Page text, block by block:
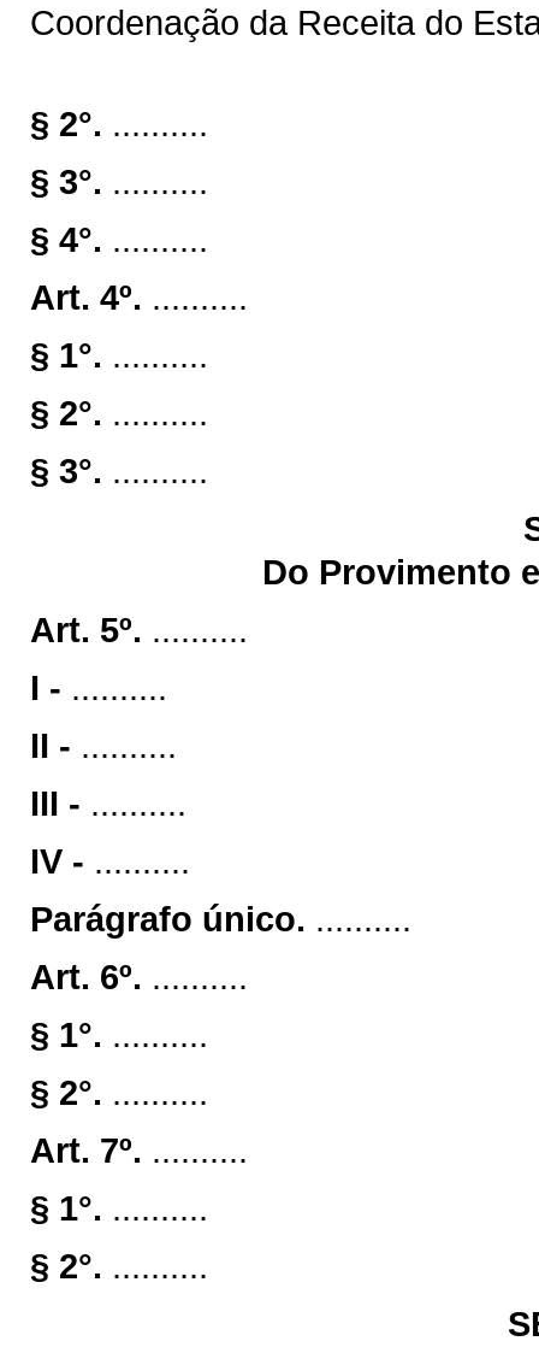
Coordenação da Receita do
§ 2°. ..........
§ 3°. ..........
§ 4°. ..........
Art. 4º. ..........
§ 1°. ..........
§ 2°. ..........
§ 3°. ..........
Do Provimento
Art. 5º. ..........
I - ..........
II - ..........
III - ..........
IV - ..........
Parágrafo único. ..........
Art. 6º. ..........
§ 1°. ..........
§ 2°. ..........
Art. 7º. ..........
§ 1°. ..........
§ 2°. ..........